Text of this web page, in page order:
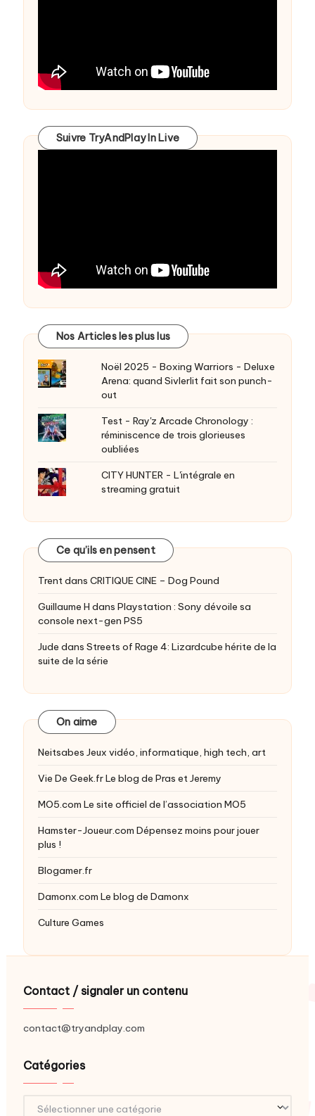
Suivre TryAndPlay In Live
Nos Articles les plus lus
Noël 2025 - Boxing Warriors - Deluxe
Arena: quand Sivlerlit fait son punch-
out
Test - Ray'z Arcade Chronology :
réminiscence de trois glorieuses
oubliées
CITY HUNTER - L'intégrale en
streaming gratuit
Ce qu’ils en pensent
Trentdans CRITIQUE CINE – Dog Pound
Guillaume H dans Playstation : Sony dévoile sa
console next-gen PS5
Jude dans Streets of Rage 4: Lizardcube hérite de la
suite de la série
On aime
Neitsabes Jeux vidéo, informatique, high tech, art
Vie De Geek.frLe blog de Pras et Jeremy
MO5.com Le site officiel de l’association MO5
Hamster-Joueur.com Dépensez moins pour jouer
plus !
Blogamer.fr
Damonx.com Le blog de Damonx
Culture Games
Contact / signaler un contenu
contact@tryandplay.com
Catégories
Catégories